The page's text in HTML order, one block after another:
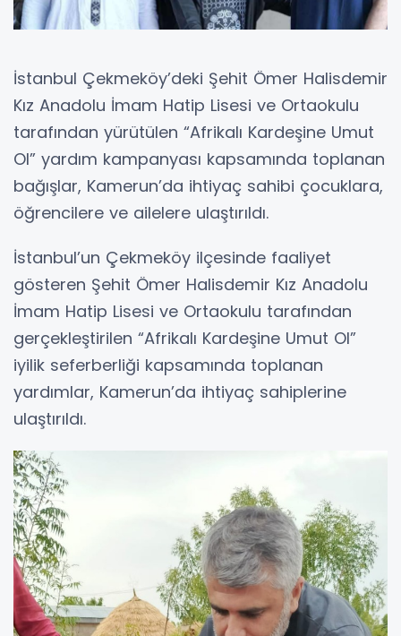
İstanbul Çekmeköy’deki Şehit Ömer Halisdemir
Kız Anadolu İmam Hatip Lisesi ve Ortaokulu
tarafından yürütülen “Afrikalı Kardeşine Umut
Ol” yardım kampanyası kapsamında toplanan
bağışlar, Kamerun’da ihtiyaç sahibi çocuklara,
öğrencilere ve ailelere ulaştırıldı.
İstanbul’un Çekmeköy ilçesinde faaliyet
gösteren Şehit Ömer Halisdemir Kız Anadolu
İmam Hatip Lisesi ve Ortaokulu tarafından
gerçekleştirilen “Afrikalı Kardeşine Umut Ol”
iyilik seferberliği kapsamında toplanan
yardımlar, Kamerun’da ihtiyaç sahiplerine
ulaştırıldı.